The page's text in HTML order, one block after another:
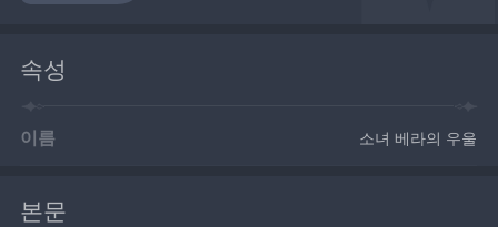
속성
이름 소녀 베라의 우울
본문